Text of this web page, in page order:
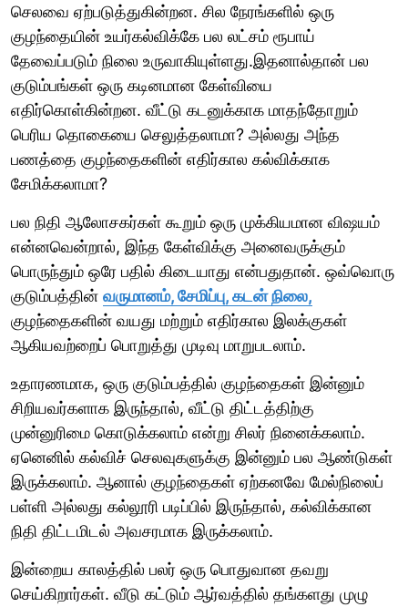
செலவை ஏற்படுத்துகின்றன. சில நேரங்களில் ஒரு
குழந்தையின் உயர்கல்விக்கே பல லட்சம் ரூபாய்
தேவைப்படும் நிலை உருவாகியுள்ளது.இதனால்தான் பல
குடும்பங்கள் ஒரு கடினமான கேள்வியை
எதிர்கொள்கின்றன. வீட்டு கடனுக்காக மாதந்தோறும்
பெரிய தொகையை செலுத்தலாமா? அல்லது அந்த
பணத்தை குழந்தைகளின் எதிர்கால கல்விக்காக
சேமிக்கலாமா?
பல நிதி ஆலோசகர்கள் கூறும் ஒரு முக்கியமான விஷயம்
என்னவென்றால், இந்த கேள்விக்கு அனைவருக்கும்
பொருந்தும் ஒரே பதில் கிடையாது என்பதுதான். ஒவ்வொரு
குடும்பத்தின் வருமானம், சேமிப்பு, கடன் நிலை,
குழந்தைகளின் வயது மற்றும் எதிர்கால இலக்குகள்
ஆகியவற்றைப் பொறுத்து முடிவு மாறுபடலாம்.
உதாரணமாக, ஒரு குடும்பத்தில் குழந்தைகள் இன்னும்
சிறியவர்களாக இருந்தால், வீட்டு திட்டத்திற்கு
முன்னுரிமை கொடுக்கலாம் என்று சிலர் நினைக்கலாம்.
ஏனெனில் கல்விச் செலவுகளுக்கு இன்னும் பல ஆண்டுகள்
இருக்கலாம். ஆனால் குழந்தைகள் ஏற்கனவே மேல்நிலைப்
பள்ளி அல்லது கல்லூரி படிப்பில் இருந்தால், கல்விக்கான
நிதி திட்டமிடல் அவசரமாக இருக்கலாம்.
இன்றைய காலத்தில் பலர் ஒரு பொதுவான தவறு
செய்கிறார்கள். வீடு கட்டும் ஆர்வத்தில் தங்களது முழு